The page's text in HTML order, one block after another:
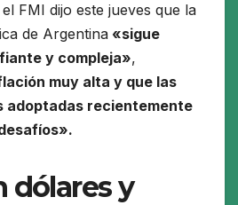
FMI dijo este jueves que la
de Argentina «sigue
y compleja»,
muy alta y que las
adoptadas recientemente
dólares y